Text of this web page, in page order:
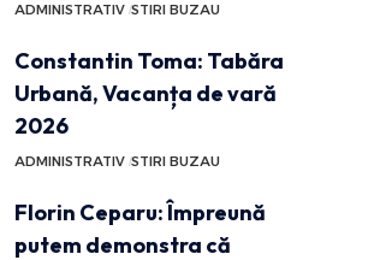
ADMINISTRATIV STIRI BUZAU
Constantin Toma: Tabăra
Urbană, Vacanța de vară
2026
ADMINISTRATIV STIRI BUZAU
Florin Ceparu: Împreună
putem demonstra că